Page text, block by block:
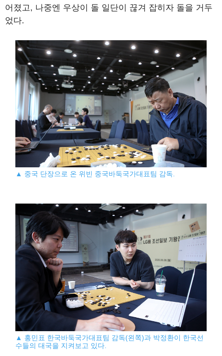
어졌고, 나중엔 우상이 돌 일단이 끊겨 잡히자 돌을 거두
었다.
▲ 중국 단장으로 온 위빈 중국바둑국가대표팀 감독.
▲ 홍민표 한국바둑국가대표팀 감독(왼쪽)과 박정환이 한국선
수들의 대국을 지켜보고 있다.